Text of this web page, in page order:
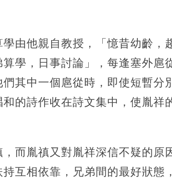
由他親自教授，「憶昔幼齡，
學，日事討論」，每逢塞外扈
們其中一個扈從時，即使短暫分
的詩作收在詩文集中，使胤祥
而胤禛又對胤祥深信不疑的原
互相依靠，兄弟間的最好狀態